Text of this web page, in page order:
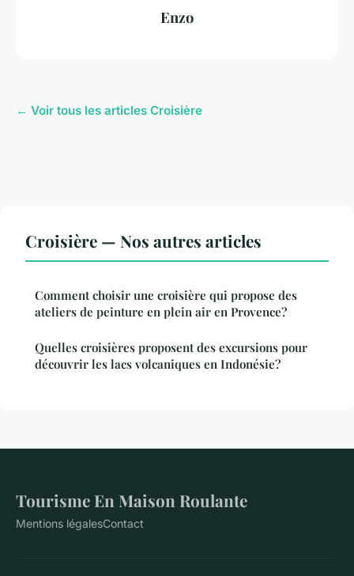
Enzo
← Voir tous les articles Croisière
Croisière — Nos autres articles
Comment choisir une croisière qui propose des
ateliers de peinture en plein air en Provence?
Quelles croisières proposent des excursions pour
découvrir les lacs volcaniques en Indonésie?
Tourisme En Maison Roulante
Mentions légalesContact